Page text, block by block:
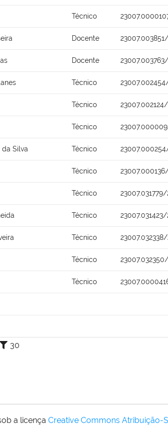
Técnico
Docente
Docente
Técnico
Técnico
Técnico
da Silva Técnico
Técnico
Técnico
Técnico
Técnico
Técnico
Técnico
30
a licença Creative Commons Atribuição-